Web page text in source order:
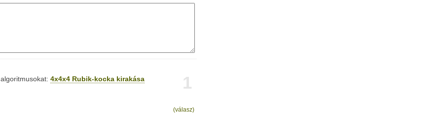
1
4x4x4 Rubik-kocka kirakása
(válasz)